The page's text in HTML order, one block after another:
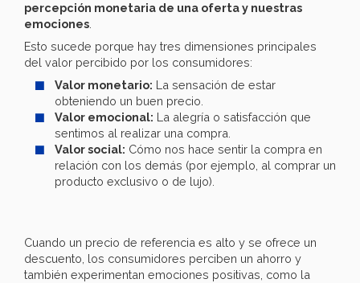
percepción monetaria de una oferta y nuestras
emociones
Esto sucede porque hay tres dimensiones principales
del valor percibido por los consumidores:
Valor monetario: La sensación de estar
obteniendo un buen precio.
Valor emocional: La alegría o satisfacción que
sentimos al realizar una compra.
Valor social: Cómo nos hace sentir la compra en
relación con los demás (por ejemplo, al comprar un
producto exclusivo o de lujo).
Cuando un precio de referencia es alto y se ofrece un
descuento, los consumidores perciben un ahorro y
también experimentan emociones positivas, como la